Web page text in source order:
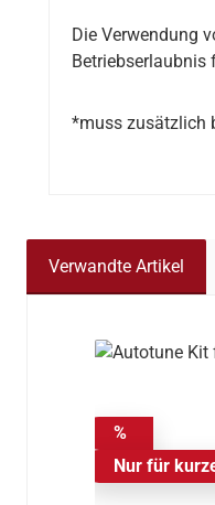
Die Verwendung
Betriebserlaubnis
*muss zusätzlich
Verwandte Artikel
%
Nur für